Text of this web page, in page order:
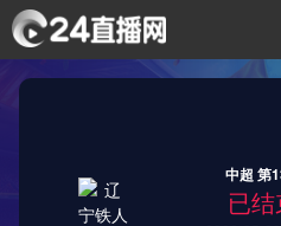
中超 第
已结